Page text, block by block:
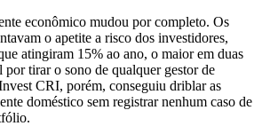
econômico mudou por completo. Os
o apetite a risco dos investidores,
atingiram 15% ao ano, o maior em duas
por tirar o sono de qualquer gestor de
CRI, porém, conseguiu driblar as
doméstico sem registrar nenhum caso de